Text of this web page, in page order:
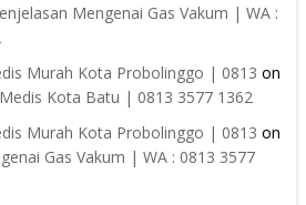
Mengenai Gas Vakum | WA :
Murah Kota Probolinggo | 0813 on
Kota Batu | 0813 3577 1362
Murah Kota Probolinggo | 0813 on
Gas Vakum | WA : 0813 3577